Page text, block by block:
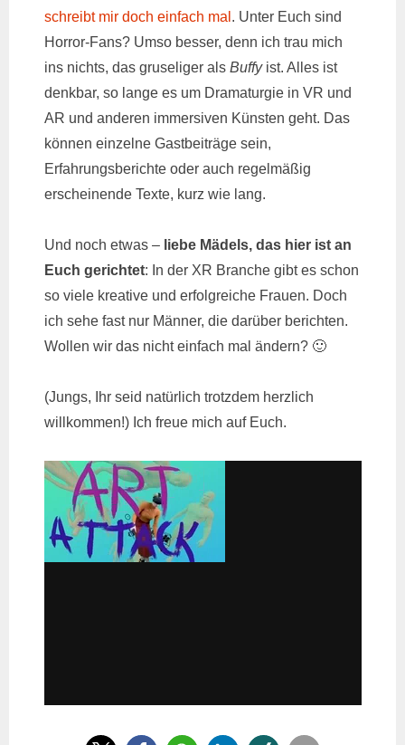
schreibt mir doch einfach mal . Unter Euch sind
Horror-Fans? Umso besser, denn ich trau mich
ins nichts, das gruseliger als Buffyist. Alles ist
denkbar, so lange es um Dramaturgie in VR und
AR und anderen immersiven Künsten geht. Das
können einzelne Gastbeiträge sein,
Erfahrungsberichte oder auch regelmäßig
erscheinende Texte, kurz wie lang.
Und noch etwas –liebe Mädels, das hier ist an
Euch gerichtet: In der XR Branche gibt es schon
so viele kreative und erfolgreiche Frauen. Doch
ich sehe fast nur Männer, die darüber berichten.
Wollen wir das nicht einfach mal ändern? 🙂
(Jungs, Ihr seid natürlich trotzdem herzlich
willkommen!) Ich freue mich auf Euch.